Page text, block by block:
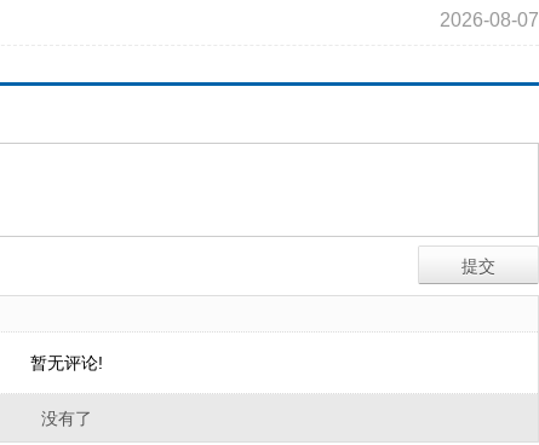
2026-08-07
暂无评论!
没有了